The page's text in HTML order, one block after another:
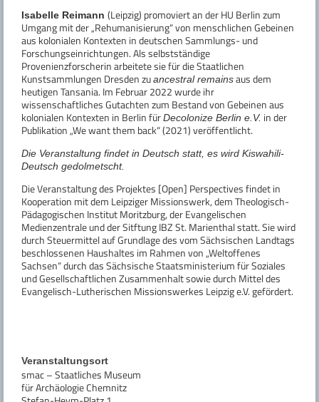
Isabelle Reimann (Leipzig) promoviert an der HU Berlin zum
Umgang mit der „Rehumanisierung“ von menschlichen Gebeinen
aus kolonialen Kontexten in deutschen Sammlungs- und
Forschungseinrichtungen. Als selbstständige
Provenienzforscherin arbeitete sie für die Staatlichen
Kunstsammlungen Dresden zuancestral remainsaus dem
heutigen Tansania. Im Februar 2022 wurde ihr
wissenschaftliches Gutachten zum Bestand von Gebeinen aus
kolonialen Kontexten in Berlin fürDecolonize Berlin e.V. in der
Publikation „We want them back“ (2021) veröffentlicht.
Die Veranstaltung findet in Deutsch statt, es wird Kiswahili-
Deutsch gedolmetscht.
Die Veranstaltung des Projektes [Open] Perspectives findet in
Kooperation mit dem Leipziger Missionswerk, dem Theologisch-
Pädagogischen Institut Moritzburg, der Evangelischen
Medienzentrale und der Sitftung IBZ St. Marienthal statt. Sie wird
durch Steuermittel auf Grundlage des vom Sächsischen Landtags
beschlossenen Haushaltes im Rahmen von „Weltoffenes
Sachsen“ durch das Sächsische Staatsministerium für Soziales
und Gesellschaftlichen Zusammenhalt sowie durch Mittel des
Evangelisch-Lutherischen Missionswerkes Leipzig e.V. gefördert.
Veranstaltungsort
smac – Staatliches Museum
für Archäologie Chemnitz